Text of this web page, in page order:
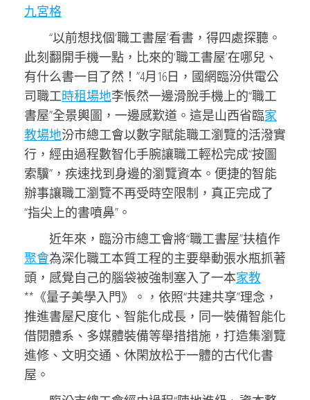
九宮格
“以前想找個‘職工書屋’看書，得四處探聽。
此刻翻開手機一點，比來的‘職工書屋’在哪兒、
有什么書一目了然！”4月16日，國網臨汾供電公
司職工時租場地李悵然一邊滑脫手機上的“職工
書屋”全景輿圖，一邊感歎道。這是山西省臨家
教場地汾市總工會以數字賦能職工瀏覽的活潑實
行，經由過程數智化手腕讓職工輕松完成“按圖
索驥”，疾速找到身邊的瀏覽資本。便捷的智能
辦事讓職工瀏覽不再受時空限制，真正完成了
“指尖上的書噴鼻”。
近年來，臨汾市總工會將“職工書屋”扶植作
聚會為深化職工本質工程的主要舉動張水瓶抓著
頭，感覺自己的腦袋被強制塞入了一本家教
**《量子美學入門》。，依照“共建共享”理念，
推進書屋尺度化、智能化成長，同一裝備智能化
借閱體系、多媒體裝備等舉措措施，打造集瀏覽
進修、文明交通、休閑放松于一體的古代化書
屋。